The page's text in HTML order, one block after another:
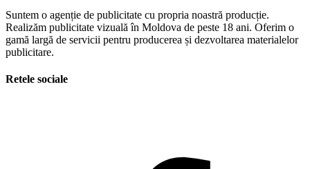
Suntem o agenție de publicitate cu propria noastră producție.
Realizăm publicitate vizuală în Moldova de peste 18 ani. Oferim o
gamă largă de servicii pentru producerea și dezvoltarea materialelor
publicitare.
Retele sociale